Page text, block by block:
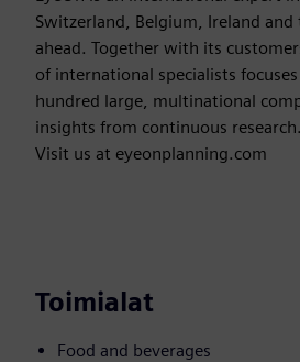
Switzerland, Belgium, Ireland
ahead. Together with its
of international specialists
hundred large, multinational
insights from continuous
Visit us at eyeonplanning.com
Toimialat
Food and beverages